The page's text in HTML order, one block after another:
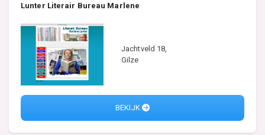
Lunter Literair Bureau Marlene
Jachtveld 18,
Gilze
BEKIJK